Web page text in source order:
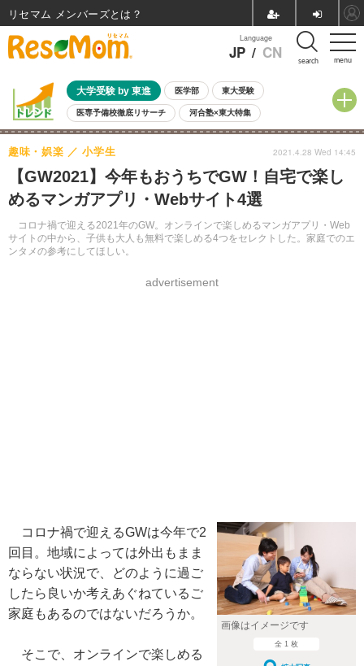
menu
Language
JP / CN search
大学受験 by 東進 医学部 東大受験
医専予備校徹底リサーチ 河合塾×東大特集
親子で考える大学選び 高校受験 中学受験 小学校受験
共通テスト 夏休み
8月開催イベント・WS 全国公立高校 過去問 人気記事
自由研究教材（小学生向け） 自由研究教材（中学生向け）
【GW2021】今年もおうちでGW！自宅で楽し
めるマンガアプリ・Webサイト4選
コロナ禍で迎える2021年のGW。オンラインで楽しめるマンガアプリ・Web
サイトの中から、子供も大人も無料で楽しめる4つをセレクトした。家庭でのエ
ンタメの参考にしてほしい。
趣味・娯楽 小学生
advertisement
2021.4.28 Wed 14:45
画像はイメージです
全 1 枚
コロナ禍で迎えるGWは今年で2
回目。地域によっては外出もまま
ならない状況で、どのように過ご
したら良いか考えあぐねているご
家庭もあるのではないだろうか。
そこで、オンラインで楽しめる
リセマム メンバーズ